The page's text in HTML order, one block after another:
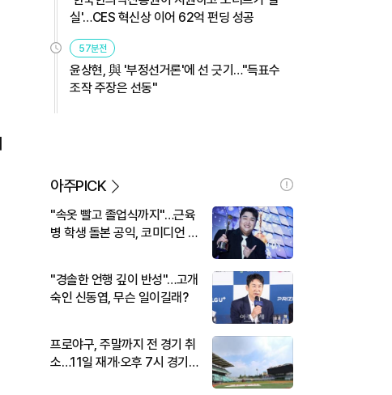
실'…CES 혁신상 이어 62억 펀딩 성공
57분전
윤상현, 與 '부정선거론'에 선 긋기…"득표수
조작 주장은 선동"
아주PICK
"속옷 빨고 졸업식까지"…근육
병 학생 돌본 공익, 코미디언 김
"경솔한 언행 깊이 반성"…고개
숙인 신동엽, 무슨 일이길래?
프로야구, 주말까지 전 경기 취
소…11일 재개·오후 7시 경기